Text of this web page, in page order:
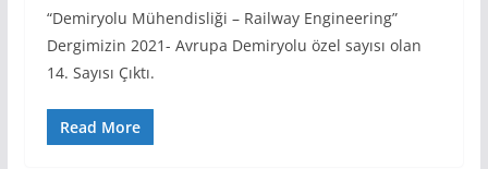
“Demiryolu Mühendisliği – Railway Engineering”
Dergimizin 2021- Avrupa Demiryolu özel sayısı olan
14. Sayısı Çıktı.
Read More